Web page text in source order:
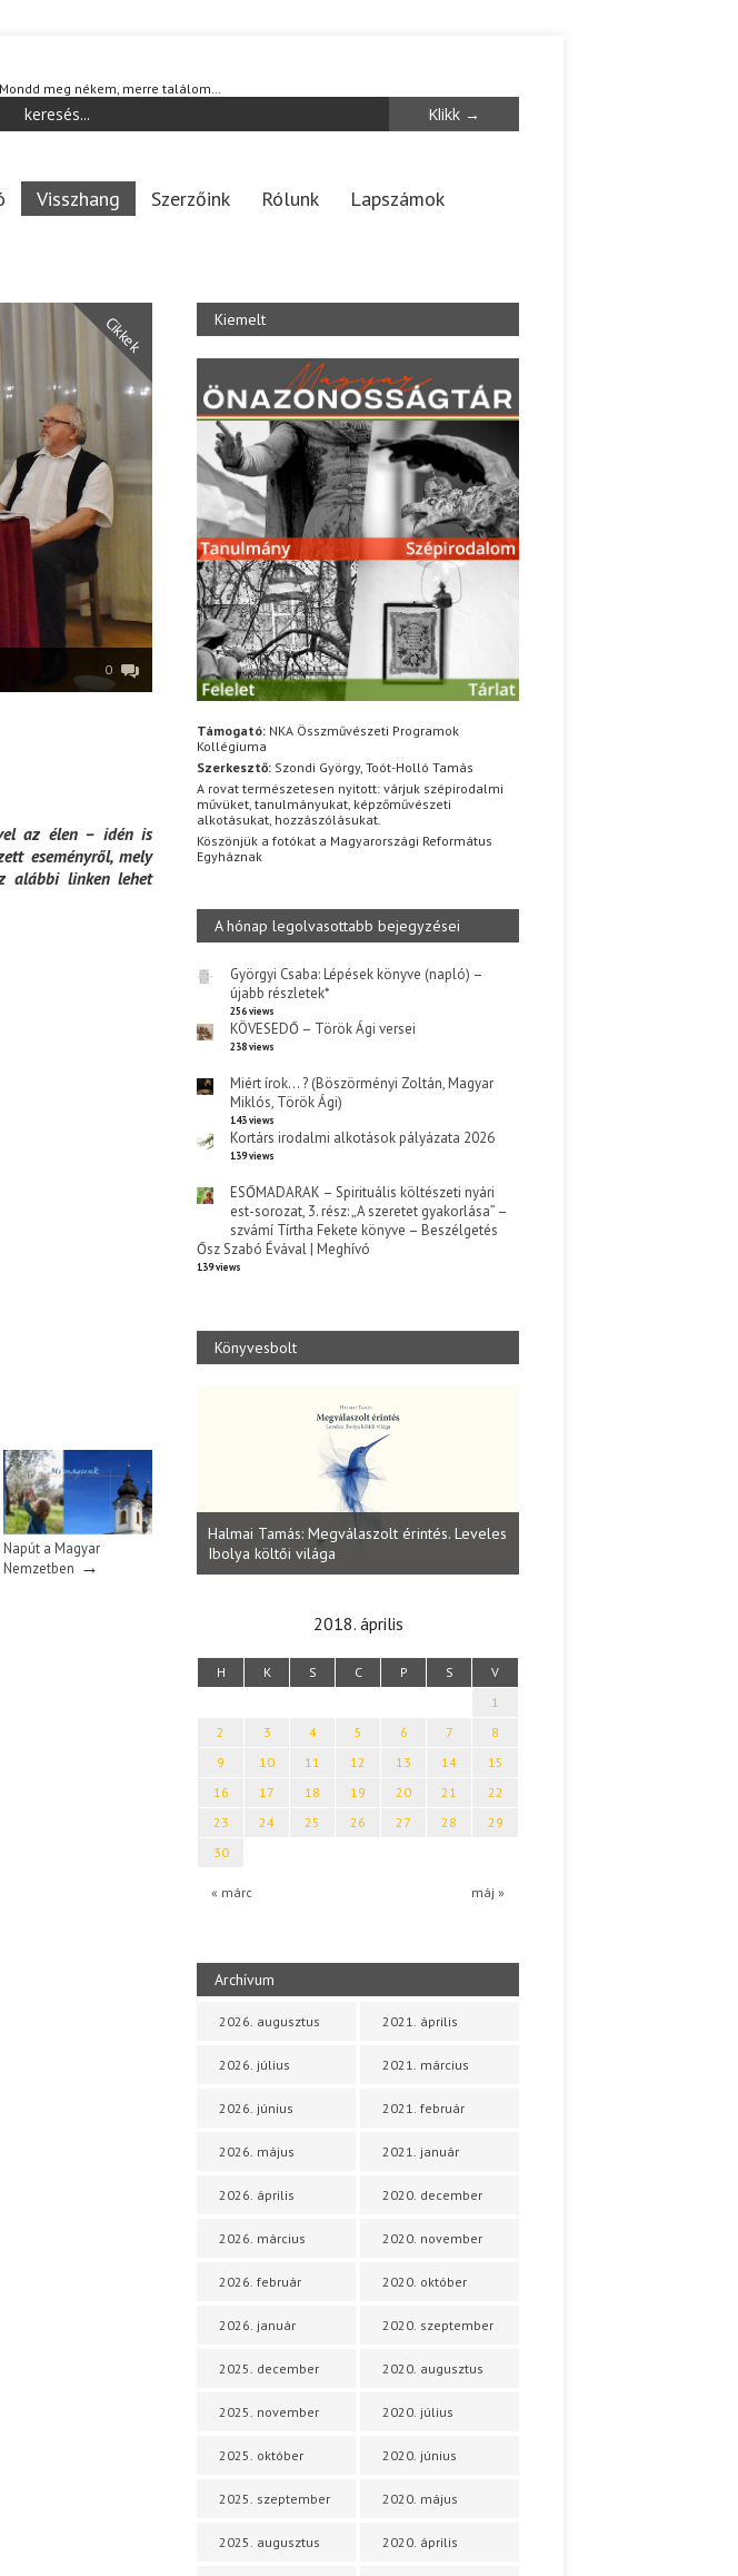
Mondd meg nékem, merre találom…
Visszhang Szerzőink Rólunk
Lapszámok
Cikkek
0
az élen – idén is
eseményről, mely
alábbi linken lehet
Napút a Magyar
Nemzetben →
Kiemelt
Támogató: NKA Összművészeti Programok
Kollégiuma
Szerkesztő: Szondi György, Toót-Holló Tamás
A rovat természetesen nyitott: várjuk szépirodalmi
művüket, tanulmányukat, képzőművészeti
alkotásukat, hozzászólásukat.
Köszönjük a fotókat a Magyarországi Református
Egyháznak
A hónap legolvasottabb bejegyzései
Györgyi Csaba: Lépések könyve (napló) –
újabb részletek*
256 views
KÖVESEDŐ – Török Ági versei
238 views
Miért írok… ? (Böszörményi Zoltán, Magyar
Miklós, Török Ági)
143 views
Kortárs irodalmi alkotások pályázata 2026
139 views
ESŐMADARAK – Spirituális költészeti nyári
est-sorozat, 3. rész: „A szeretet gyakorlása” –
szvámí Tírtha Fekete könyve – Beszélgetés
Ősz Szabó Évával | Meghívó
139 views
Könyvesbolt
LELKEK DALAI.
(Fordította:
Halmai Tamás: Megválaszolt érintés. Leveles
Ibolya költői világa
2018. április
H K S C P S V
« márc máj »
1
2
3 4 5 6 7
8
9
10 11 12 13 14
15
16
17 18 19 20 21
22
23
24 25 26 27 28
29
30
Archívum
2026. augusztus
2026. július
2026. június
2026. május
2026. április
2026. március
2026. február
2026. január
2025. december
2025. november
2025. október
2025. szeptember
2025. augusztus
2021. április
2021. március
2021. február
2021. január
2020. december
2020. november
2020. október
2020. szeptember
2020. augusztus
2020. július
2020. június
2020. május
2020. április